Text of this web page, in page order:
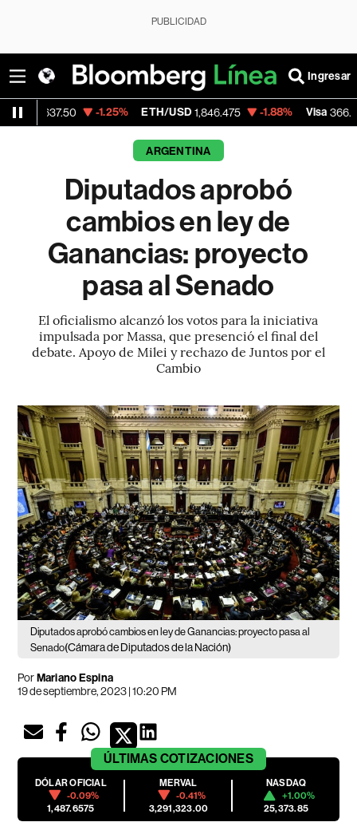
PUBLICIDAD
Ingresar
-1.25% ETH/USD 1,846.475 -1.88% Visa 366.13 -
ARGENTINA
Diputados aprobó
cambios en ley de
Ganancias: proyecto
pasa al Senado
El oficialismo alcanzó los votos para la iniciativa
impulsada por Massa, que presenció el final del
debate. Apoyo de Milei y rechazo de Juntos por el
Cambio
Diputados aprobó cambios en ley de Ganancias: proyecto pasa al
Senado(Cámara de Diputados de la Nación)
PorMariano Espina
19 de septiembre, 2023 | 10:20 PM
ÚLTIMAS COTIZACIONES
DÓLAR OFICIAL
-0.09%
1,487.6575
MERVAL
-0.41%
3,291,323.00
NASDAQ
+1.00%
25,373.85